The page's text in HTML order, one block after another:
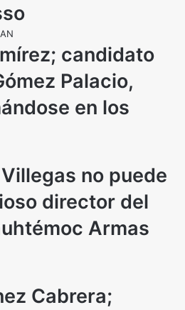
candidato
Palacio,
en los
no puede
director del
Armas
Cabrera;